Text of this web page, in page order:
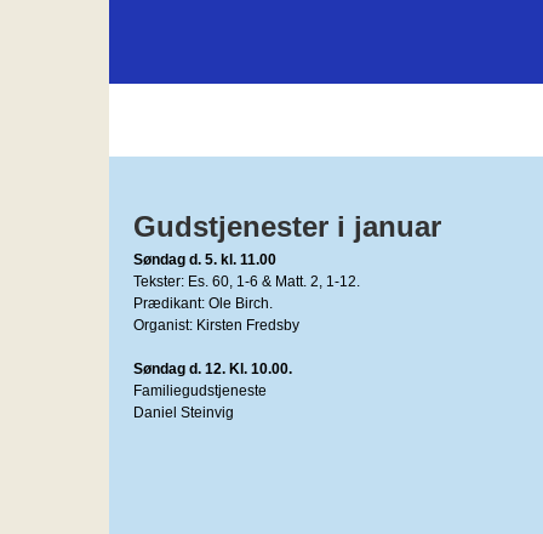
Gudstjenester i januar
Søndag d. 5. kl. 11.00
Tekster: Es. 60, 1-6 & Matt. 2, 1-12.
Prædikant: Ole Birch.
Organist: Kirsten Fredsby
Søndag d. 12. Kl. 10.00.
Familiegudstjeneste
Daniel Steinvig